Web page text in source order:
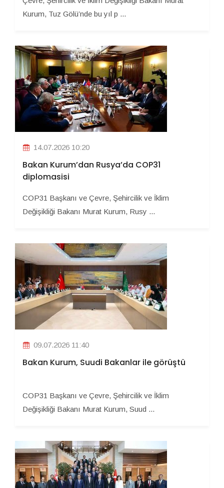
Kurum, Tuz Gölü’nde bu yıl p ...
14.07.2026 10:20
Bakan Kurum’dan Rusya’da COP31
diplomasisi
COP31 Başkanı ve Çevre, Şehircilik ve İklim
Değişikliği Bakanı Murat Kurum, Rusy ...
09.07.2026 11:40
Bakan Kurum, Suudi Bakanlar ile görüştü
COP31 Başkanı ve Çevre, Şehircilik ve İklim
Değişikliği Bakanı Murat Kurum, Suud ...